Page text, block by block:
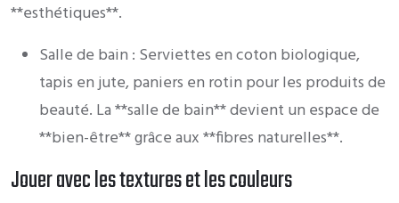
**esthétiques**.
Salle de bain : Serviettes en coton biologique,
tapis en jute, paniers en rotin pour les produits de
beauté. La **salle de bain** devient un espace de
**bien-être** grâce aux **fibres naturelles**.
Jouer avec les textures et les couleurs